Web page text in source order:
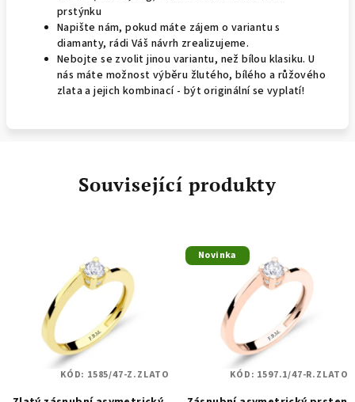
prstýnku
Napište nám, pokud máte zájem o variantu s
diamanty, rádi Váš návrh zrealizujeme.
Nebojte se zvolit jinou variantu, než bílou klasiku. U
nás máte možnost výběru žlutého, bílého a růžového
zlata a jejich kombinací - být originální se vyplatí!
Související produkty
KÓD: 1585/47-Z.ZLATO
Novinka
KÓD: 1597.1/47-R.ZLATO